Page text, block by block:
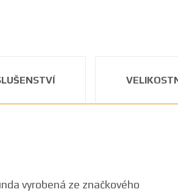
vyrobená ze značkového